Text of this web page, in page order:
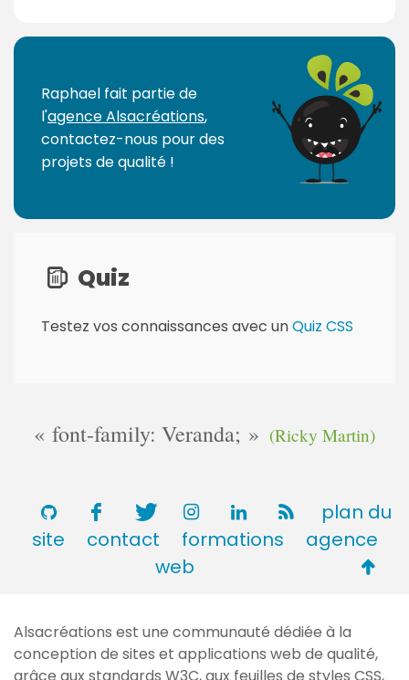
Raphael fait partie de
l'agence Alsacréations,
contactez-nous pour des
projets de qualité !
Quiz
Testez vos connaissances avec unQuiz CSS
font-family: Veranda; (Ricky Martin)
plan du
site
contact formations
agence
web
de
Alsacréations est une communauté dédiée à la
conception de sites et applications web de qualité,